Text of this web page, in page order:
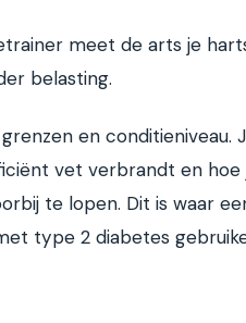
meet de arts je
belasting.
en conditieniveau.
vet verbrandt en hoe
te lopen. Dit is waar
type 2 diabetes